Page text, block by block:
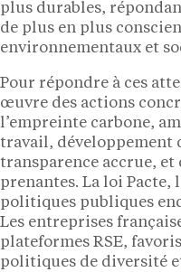
plus durables,
de plus en plus
environnementaux et
Pour répondre à ces
œuvre des actions
l’empreinte carbone,
travail, développement
transparence accrue,
prenantes. La loi Pacte,
politiques publiques
Les entreprises
plateformes RSE,
politiques de diversité